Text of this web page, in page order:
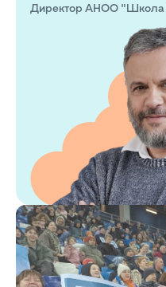
Директор АНОО "Школа